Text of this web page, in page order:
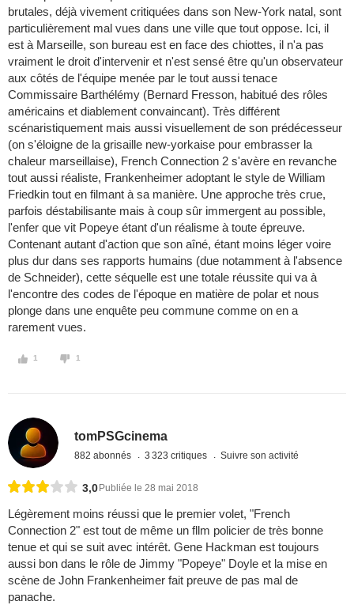
brutales, déjà vivement critiquées dans son New-York natal, sont
particulièrement mal vues dans une ville que tout oppose. Ici, il
est à Marseille, son bureau est en face des chiottes, il n'a pas
vraiment le droit d'intervenir et n'est sensé être qu'un observateur
aux côtés de l'équipe menée par le tout aussi tenace
Commissaire Barthélémy (Bernard Fresson, habitué des rôles
américains et diablement convaincant). Très différent
scénaristiquement mais aussi visuellement de son prédécesseur
(on s'éloigne de la grisaille new-yorkaise pour embrasser la
chaleur marseillaise), French Connection 2 s'avère en revanche
tout aussi réaliste, Frankenheimer adoptant le style de William
Friedkin tout en filmant à sa manière. Une approche très crue,
parfois déstabilisante mais à coup sûr immergent au possible,
l'enfer que vit Popeye étant d'un réalisme à toute épreuve.
Contenant autant d'action que son aîné, étant moins léger voire
plus dur dans ses rapports humains (due notamment à l'absence
de Schneider), cette séquelle est une totale réussite qui va à
l'encontre des codes de l'époque en matière de polar et nous
plonge dans une enquête peu commune comme on en a
rarement vues.
1 1
tomPSGcinema
882 abonnés 3 323 critiques Suivre son activité
3,0 Publiée le 28 mai 2018
Légèrement moins réussi que le premier volet, "French
Connection 2" est tout de même un fllm policier de très bonne
tenue et qui se suit avec intérêt. Gene Hackman est toujours
aussi bon dans le rôle de Jimmy "Popeye" Doyle et la mise en
scène de John Frankenheimer fait preuve de pas mal de
panache.